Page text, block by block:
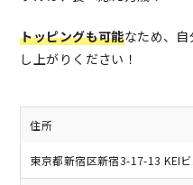
トッピングも可能なため、
し上がりください！
住所
東京都新宿区新宿3-17-13 KEI